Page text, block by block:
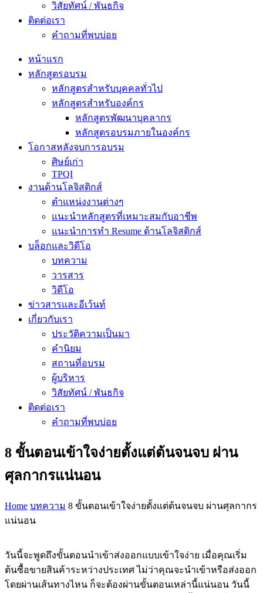
วิสัยทัศน์ / พันธกิจ
ติดต่อเรา
คำถามที่พบบ่อย
หน้าแรก
หลักสูตรอบรม
หลักสูตรสำหรับบุคคลทั่วไป
หลักสูตรสำหรับองค์กร
หลักสูตรพัฒนาบุคลากร
หลักสูตรอบรมภายในองค์กร
โอกาสหลังจบการอบรม
ศิษย์เก่า
TPQI
งานด้านโลจิสติกส์
ตำแหน่งงานต่างๆ
แนะนำหลักสูตรที่เหมาะสมกับอาชีพ
แนะนำการทำ Resume ด้านโลจิสติกส์
บล็อกและวิดีโอ
บทความ
วารสาร
วิดีโอ
ข่าวสารและอีเว้นท์
เกี่ยวกับเรา
ประวัติความเป็นมา
คำนิยม
สถานที่อบรม
ผู้บริหาร
วิสัยทัศน์ / พันธกิจ
ติดต่อเรา
คำถามที่พบบ่อย
8 ขั้นตอนเข้าใจง่ายตั้งแต่ต้นจนจบ ผ่าน
ศุลกากรแน่นอน
Home บทความ 8 ขั้นตอนเข้าใจง่ายตั้งแต่ต้นจนจบ ผ่านศุลกากร
แน่นอน
วันนี้จะพูดถึงขั้นตอนนำเข้าส่งออกแบบเข้าใจง่าย เมื่อคุณเริ่ม
ต้นซื้อขายสินค้าระหว่างประเทศ ไม่ว่าคุณจะนำเข้าหรือส่งออก
โดยผ่านเส้นทางไหน ก็จะต้องผ่านขั้นตอนเหล่านี้แน่นอน วันนี้